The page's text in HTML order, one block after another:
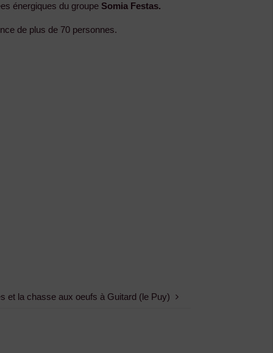
énergiques du groupe Somia Festas.
de plus de 70 personnes.
et la chasse aux oeufs à Guitard (le Puy)